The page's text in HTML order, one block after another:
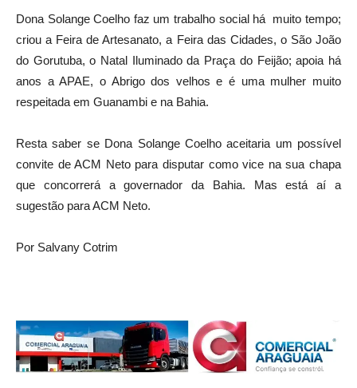
Dona Solange Coelho faz um trabalho social há muito tempo;
criou a Feira de Artesanato, a Feira das Cidades, o São João
do Gorutuba, o Natal Iluminado da Praça do Feijão; apoia há
anos a APAE, o Abrigo dos velhos e é uma mulher muito
respeitada em Guanambi e na Bahia.
Resta saber se Dona Solange Coelho aceitaria um possível
convite de ACM Neto para disputar como vice na sua chapa
que concorrerá a governador da Bahia. Mas está aí a
sugestão para ACM Neto.
Por Salvany Cotrim